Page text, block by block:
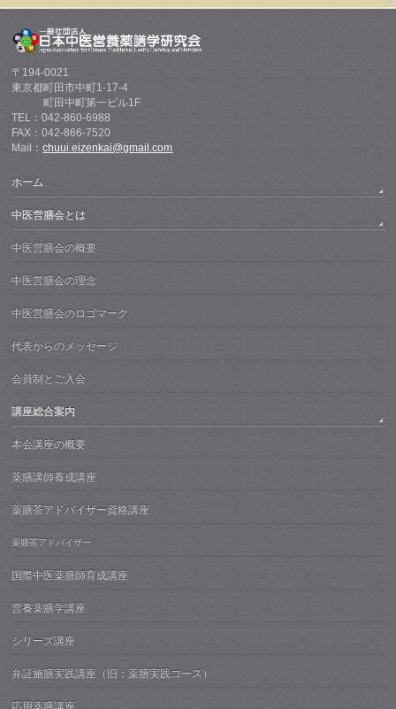
〒194-0021
東京都町田市中町1-17-4
町田中町第一ビル1F
TEL：042-860-6988
FAX：042-866-7520
Mail：chuui.eizenkai@gmail.com
ホーム
中医営膳会とは
中医営膳会の概要
中医営膳会の理念
中医営膳会のロゴマーク
代表からのメッセージ
会員制とご入会
講座総合案内
本会講座の概要
薬膳講師養成講座
薬膳茶アドバイザー資格講座
薬膳茶アドバイザー
国際中医薬膳師育成講座
営養薬膳学講座
シリーズ講座
弁証施膳実践講座（旧：薬膳実践コース）
応用薬膳講座